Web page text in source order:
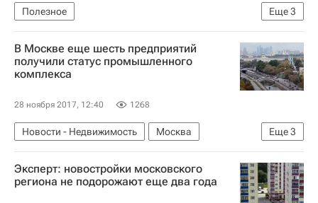
Еще3
Полезное
Оформление собственности и купля-продажа - Вопрос-ответ - Полезное
Вопрос-ответ – РИА Недвижимость
Федеральная нотариальная палата: нотариусы советуют
В Москве еще шесть предприятий
получили статус промышленного
комплекса
28 ноября 2017, 12:40 1268
Еще3
Новости - Недвижимость
Москва
Коммерческая недвижимость
Льготы
Россия
Эксперт: новостройки московского
региона не подорожают еще два года